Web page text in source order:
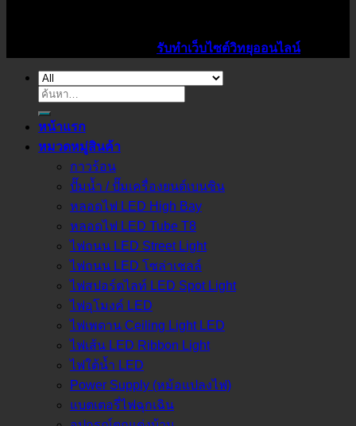
รับทำเว็บไซต์วิทยุออนไลน์
ค้นหา:
หน้าแรก
หมวดหมู่สินค้า
กาวร้อน
ปั๊มน้ำ / ปั๊มเครื่องยนต์เบนซิน
หลอดไฟ LED High Bay
หลอดไฟ LED Tube T8
ไฟถนน LED Street Light
ไฟถนน LED โซล่าเชลล์
ไฟสปอร์ตไลท์ LED Spot Light
ไฟอุโมงค์ LED
ไฟเพดาน Ceiling Light LED
ไฟเส้น LED Ribbon Light
ไฟใต้น้ำ LED
Power Supply (หม้อแปลงไฟ)
แบตเตอรี่ไฟฉุกเฉิน